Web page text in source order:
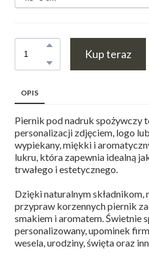
Kup teraz
OPIS
Piernik pod nadruk spożywczy
personalizacji zdjęciem, logo
wypiekany, miękki i
lukru, która zapewnia idealną
trwałego i estetycznego.
Dzięki naturalnym składnikom,
przypraw korzennych piernik
smakiem i aromatem. Świetnie
personalizowany, upominek
wesela, urodziny, święta oraz